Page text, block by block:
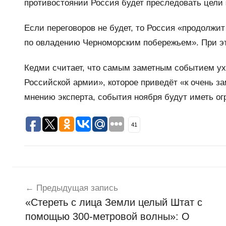
противостоянии Россия будет преследовать
Если переговоров не будет, то Россия
по овладению Черноморским побережьем». При
Кедми считает, что самым заметным событием
Российской армии», которое приведёт «к очень
мнению эксперта, события ноября будут иметь
41
о
в
о
по
записям
Предыдущая запись
«Стереть с лица Земли целый Штат с
помощью 300-метровой волны»: О